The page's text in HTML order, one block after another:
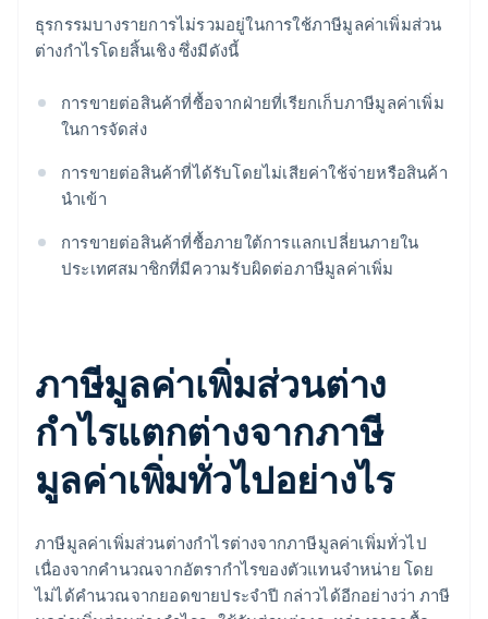
ธุรกรรมบางรายการไม่รวมอยู่ในการใช้ภาษีมูลค่าเพิ่มส่วน
ต่างกำไรโดยสิ้นเชิง ซึ่งมีดังนี้
การขายต่อสินค้าที่ซื้อจากฝ่ายที่เรียกเก็บภาษีมูลค่าเพิ่ม
ในการจัดส่ง
การขายต่อสินค้าที่ได้รับโดยไม่เสียค่าใช้จ่ายหรือสินค้า
นำเข้า
การขายต่อสินค้าที่ซื้อภายใต้การแลกเปลี่ยนภายใน
ประเทศสมาชิกที่มีความรับผิดต่อภาษีมูลค่าเพิ่ม
ภาษีมูลค่าเพิ่มส่วนต่าง
กำไรแตกต่างจากภาษี
มูลค่าเพิ่มทั่วไปอย่างไร
ภาษีมูลค่าเพิ่มส่วนต่างกำไรต่างจากภาษีมูลค่าเพิ่มทั่วไป
เนื่องจากคำนวณจากอัตรากำไรของตัวแทนจำหน่าย โดย
ไม่ได้คำนวณจากยอดขายประจำปี กล่าวได้อีกอย่างว่า ภาษี